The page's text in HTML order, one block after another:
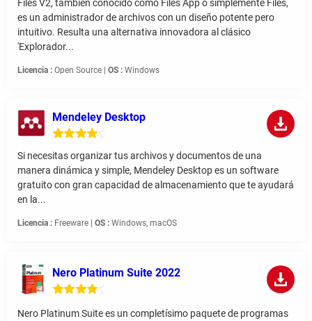
Files V2, también conocido como Files App o simplemente Files,
es un administrador de archivos con un diseño potente pero
intuitivo. Resulta una alternativa innovadora al clásico
'Explorador...
Licencia : Open Source | OS : Windows
Mendeley Desktop
Si necesitas organizar tus archivos y documentos de una
manera dinámica y simple, Mendeley Desktop es un software
gratuito con gran capacidad de almacenamiento que te ayudará
en la...
Licencia : Freeware | OS : Windows, macOS
Nero Platinum Suite 2022
Nero Platinum Suite es un completísimo paquete de programas